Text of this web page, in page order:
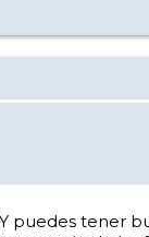
puedes tener